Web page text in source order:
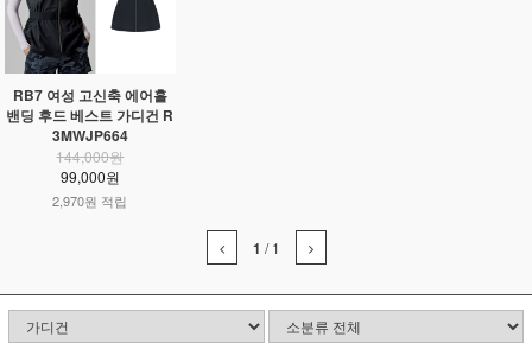
RB7 여성 고신축 에어홀
밴딩 후드 베스트 가디건 R
3MWJP664
144,000원
99,000원
2,970원 적립
1 /1